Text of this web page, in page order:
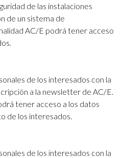
de las instalaciones
de un sistema de
AC/E podrá tener acceso
de los interesados con la
a la newsletter de AC/E.
tener acceso a los datos
de los interesados.
de los interesados con la